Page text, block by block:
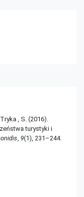
, S. (2016).
turystyki i
9(1), 231–244.